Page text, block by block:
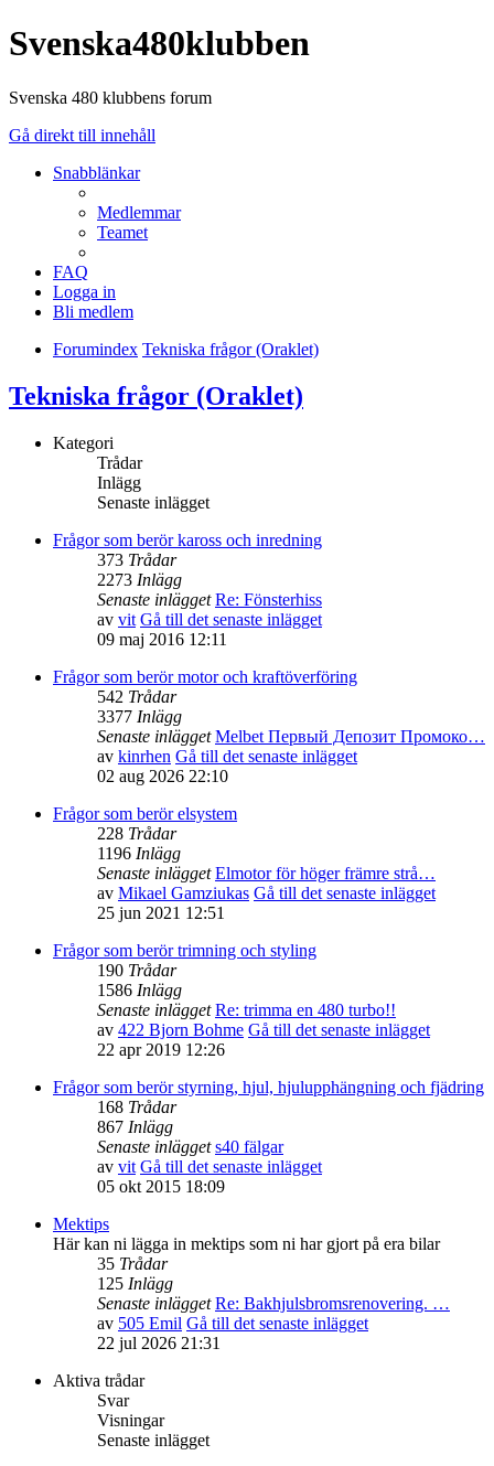
Svenska480klubben
Svenska 480 klubbens forum
Gå direkt till innehåll
Snabblänkar
Medlemmar
Teamet
FAQ
Logga in
Bli medlem
Forumindex Tekniska frågor (Oraklet)
Tekniska frågor (Oraklet)
Kategori
Trådar
Inlägg
Senaste inlägget
Frågor som berör kaross och inredning
373 Trådar
2273 Inlägg
Senaste inlägget Re: Fönsterhiss
av vit Gå till det senaste inlägget
09 maj 2016 12:11
Frågor som berör motor och kraftöverföring
542 Trådar
3377 Inlägg
Senaste inlägget Melbet Первый Депозит Промоко…
av kinrhen Gå till det senaste inlägget
02 aug 2026 22:10
Frågor som berör elsystem
228 Trådar
1196 Inlägg
Senaste inlägget Elmotor för höger främre strå…
av Mikael Gamziukas Gå till det senaste inlägget
25 jun 2021 12:51
Frågor som berör trimning och styling
190 Trådar
1586 Inlägg
Senaste inlägget Re: trimma en 480 turbo!!
av 422 Bjorn Bohme Gå till det senaste inlägget
22 apr 2019 12:26
Frågor som berör styrning, hjul, hjulupphängning och fjädring
168 Trådar
867 Inlägg
Senaste inlägget s40 fälgar
av vit Gå till det senaste inlägget
05 okt 2015 18:09
Mektips
Här kan ni lägga in mektips som ni har gjort på era bilar
35 Trådar
125 Inlägg
Senaste inlägget Re: Bakhjulsbromsrenovering. …
av 505 Emil Gå till det senaste inlägget
22 jul 2026 21:31
Aktiva trådar
Svar
Visningar
Senaste inlägget